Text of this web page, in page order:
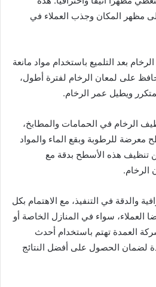
مظهر المكان وجذب العملاء في
بعد التلميع باستخدام مواد مانعة
على لمعان الرخام لفترة أطول،
ويطيل عمر الرخام.
الرخام في الحمامات والمطابخ،
للرطوبة وبقع الماء والمواد
تنظيف هذه الأسطح بدقة مع
الرخام.
والدقة في التنفيذ، مع الاهتمام بكل
العملاء، سواء في المنازل الخاصة أو
العمدة تهتم باستخدام أحدث
لضمان الحصول على أفضل النتائج